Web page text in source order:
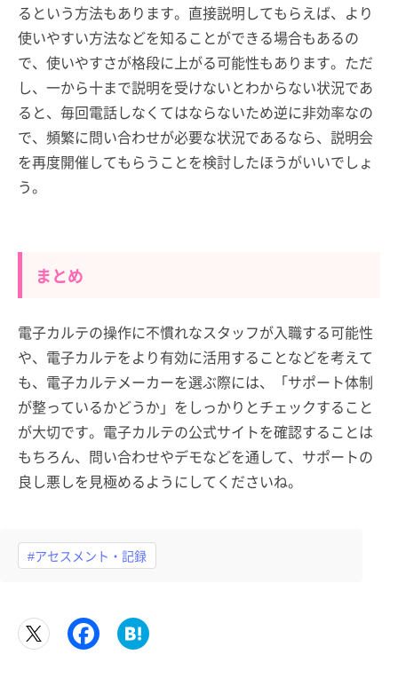
るという方法もあります。直接説明してもらえば、より
使いやすい方法などを知ることができる場合もあるの
で、使いやすさが格段に上がる可能性もあります。ただ
し、一から十まで説明を受けないとわからない状況であ
ると、毎回電話しなくてはならないため逆に非効率なの
で、頻繁に問い合わせが必要な状況であるなら、説明会
を再度開催してもらうことを検討したほうがいいでしょ
う。
まとめ
電子カルテの操作に不慣れなスタッフが入職する可能性
や、電子カルテをより有効に活用することなどを考えて
も、電子カルテメーカーを選ぶ際には、「サポート体制
が整っているかどうか」をしっかりとチェックすること
が大切です。電子カルテの公式サイトを確認することは
もちろん、問い合わせやデモなどを通して、サポートの
良し悪しを見極めるようにしてくださいね。
#アセスメント・記録